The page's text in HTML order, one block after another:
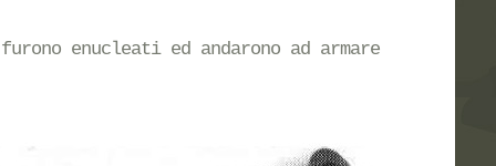
enucleati ed andarono ad armare